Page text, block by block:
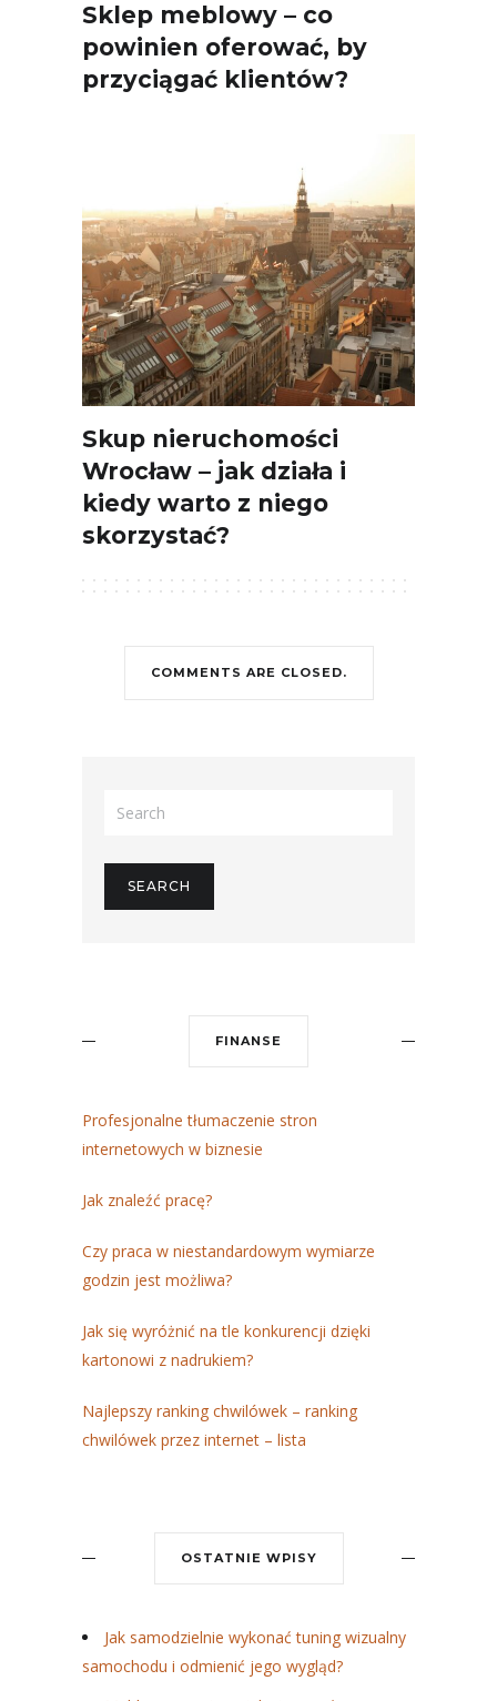
Sklep meblowy – co
powinien oferować, by
przyciągać klientów?
Skup nieruchomości
Wrocław – jak działa i
kiedy warto z niego
skorzystać?
COMMENTS ARE CLOSED.
FINANSE
Profesjonalne tłumaczenie stron
internetowych w biznesie
Jak znaleźć pracę?
Czy praca w niestandardowym wymiarze
godzin jest możliwa?
Jak się wyróżnić na tle konkurencji dzięki
kartonowi z nadrukiem?
Najlepszy ranking chwilówek – ranking
chwilówek przez internet – lista
OSTATNIE WPISY
Jak samodzielnie wykonać tuning wizualny
samochodu i odmienić jego wygląd?